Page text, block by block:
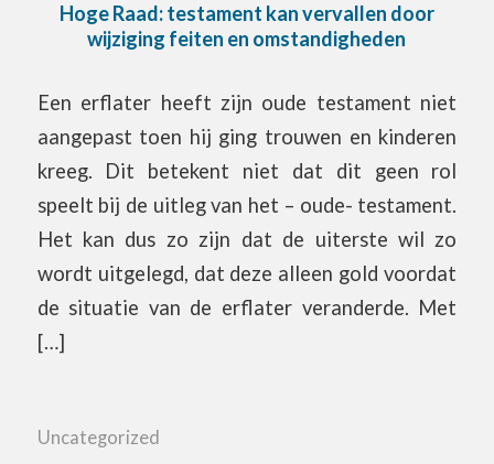
Hoge Raad: testament kan vervallen door
wijziging feiten en omstandigheden
Een erflater heeft zijn oude testament niet
aangepast toen hij ging trouwen en kinderen
kreeg. Dit betekent niet dat dit geen rol
speelt bij de uitleg van het – oude- testament.
Het kan dus zo zijn dat de uiterste wil zo
wordt uitgelegd, dat deze alleen gold voordat
de situatie van de erflater veranderde. Met
[…]
Uncategorized